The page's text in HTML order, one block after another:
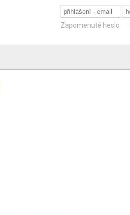
Zapomenuté heslo